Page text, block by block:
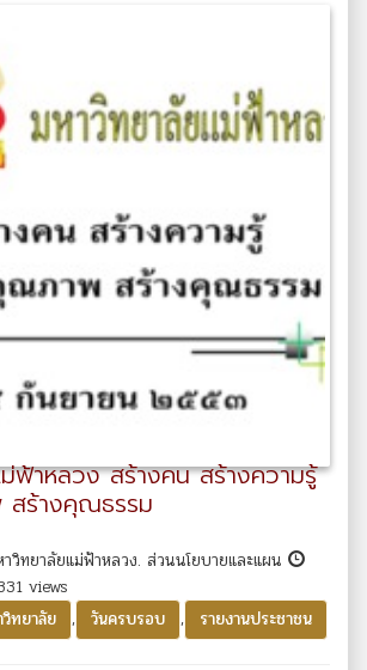
ฟ้าหลวง สร้างคน สร้างความรู้
ร้างคุณธรรม
วิทยาลัยแม่ฟ้าหลวง. ส่วนนโยบายและแผน
views
ทยาลัย
, วันครบรอบ , รายงานประชาชน